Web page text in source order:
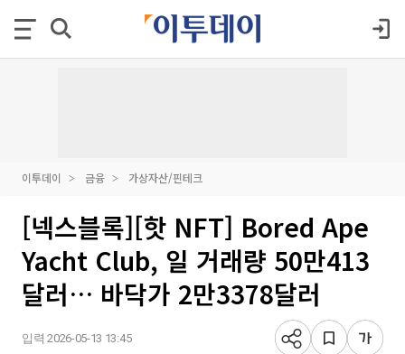
이투데이 금융 가상자산/핀테크
[넥스블록][핫 NFT] Bored Ape
Yacht Club, 일 거래량 50만413
달러… 바닥가 2만3378달러
입력 2026-05-13 13:45